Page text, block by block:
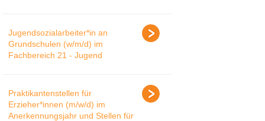
Jugendsozialarbeiter*in an
Grundschulen (w/m/d) im
Fachbereich 21 - Jugend
Praktikantenstellen für
Erzieher*innen (m/w/d) im
Anerkennungsjahr und Stellen für